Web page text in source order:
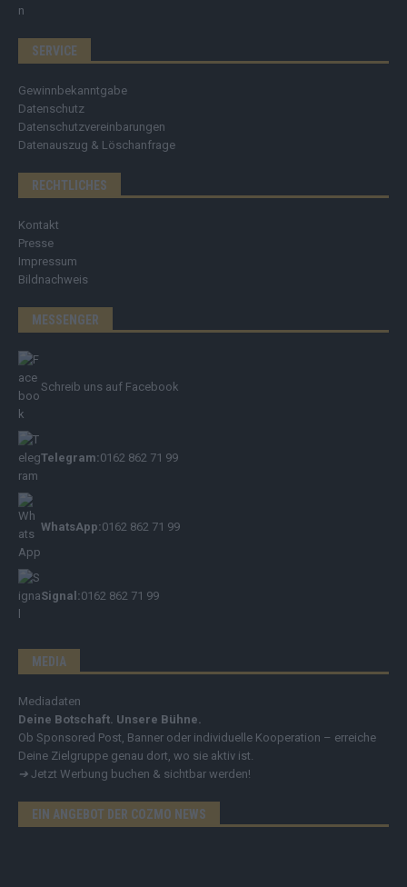
SERVICE
Gewinnbekanntgabe
Datenschutz
Datenschutzvereinbarungen
Datenauszug & Löschanfrage
RECHTLICHES
Kontakt
Presse
Impressum
Bildnachweis
MESSENGER
Schreib uns auf Facebook
Telegram:0162 862 71 99
WhatsApp:0162 862 71 99
Signal:0162 862 71 99
MEDIA
Mediadaten
Deine Botschaft. Unsere Bühne.
Ob Sponsored Post, Banner oder individuelle Kooperation – erreiche
Deine Zielgruppe genau dort, wo sie aktiv ist.
➔ Jetzt Werbung buchen & sichtbar werden!
EIN ANGEBOT DER COZMO NEWS